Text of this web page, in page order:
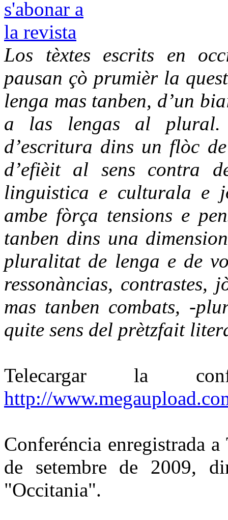
Los tèxtes escrits en
pausan çò prumièr la
lenga mas tanben, d’un
a las lengas al plural.
d’escritura dins un flòc
d’efièit al sens contra
linguistica e culturala e
ambe fòrça tensions e
tanben dins una
pluralitat de lenga e de
ressonàncias, contrastes,
mas tanben combats, -
quite sens del prètzfait
Telecargar la
http://
Conferéncia enregistrada
de setembre de 2009,
"Occitania".